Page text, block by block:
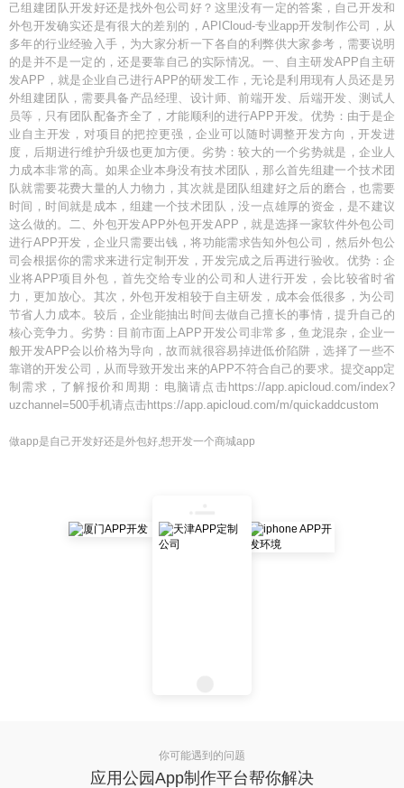
己组建团队开发好还是找外包公司好？这里没有一定的答案，自己开发和
外包开发确实还是有很大的差别的，APICloud-专业app开发制作公司，从
多年的行业经验入手，为大家分析一下各自的利弊供大家参考，需要说明
的是并不是一定的，还是要靠自己的实际情况。一、自主研发APP自主研
发APP，就是企业自己进行APP的研发工作，无论是利用现有人员还是另
外组建团队，需要具备产品经理、设计师、前端开发、后端开发、测试人
员等，只有团队配备齐全了，才能顺利的进行APP开发。优势：由于是企
业自主开发，对项目的把控更强，企业可以随时调整开发方向，开发进
度，后期进行维护升级也更加方便。劣势：较大的一个劣势就是，企业人
力成本非常的高。如果企业本身没有技术团队，那么首先组建一个技术团
队就需要花费大量的人力物力，其次就是团队组建好之后的磨合，也需要
时间，时间就是成本，组建一个技术团队，没一点雄厚的资金，是不建议
这么做的。二、外包开发APP外包开发APP，就是选择一家软件外包公司
进行APP开发，企业只需要出钱，将功能需求告知外包公司，然后外包公
司会根据你的需求来进行定制开发，开发完成之后再进行验收。优势：企
业将APP项目外包，首先交给专业的公司和人进行开发，会比较省时省
力，更加放心。其次，外包开发相较于自主研发，成本会低很多，为公司
节省人力成本。较后，企业能抽出时间去做自己擅长的事情，提升自己的
核心竞争力。劣势：目前市面上APP开发公司非常多，鱼龙混杂，企业一
般开发APP会以价格为导向，故而就很容易掉进低价陷阱，选择了一些不
靠谱的开发公司，从而导致开发出来的APP不符合自己的要求。提交app定
制需求，了解报价和周期：电脑请点击https://app.apicloud.com/index?
uzchannel=500手机请点击https://app.apicloud.com/m/quickaddcustom
做app是自己开发好还是外包好,想开发一个商城app
你可能遇到的问题
应用公园App制作平台帮你解决